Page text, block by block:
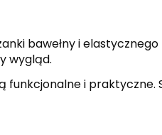
bawełny i elastycznego
wygląd.
i praktyczne.